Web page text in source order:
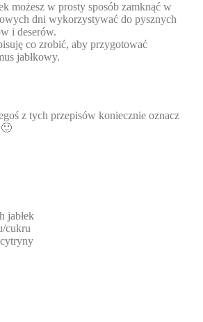
możesz w prosty sposób zamknąć w
dni wykorzystywać do pysznych
i deserów.
co zrobić, aby przygotować
jabłkowy.
z tych przepisów koniecznie oznacz
jabłek
cukru